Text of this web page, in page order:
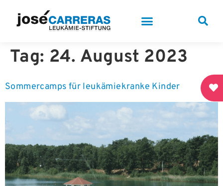
Tag: 24. August 2023
Sommercamps für leukämiekranke Kinder